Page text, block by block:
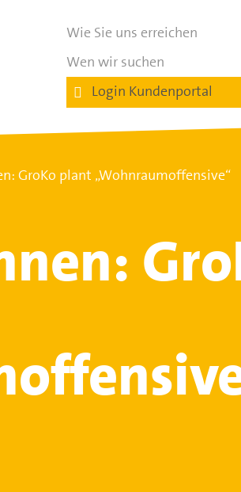
Wie Sie uns erreichen
Wen wir suchen
Login Kundenportal
GroKo plant „Wohnraumoffensive“